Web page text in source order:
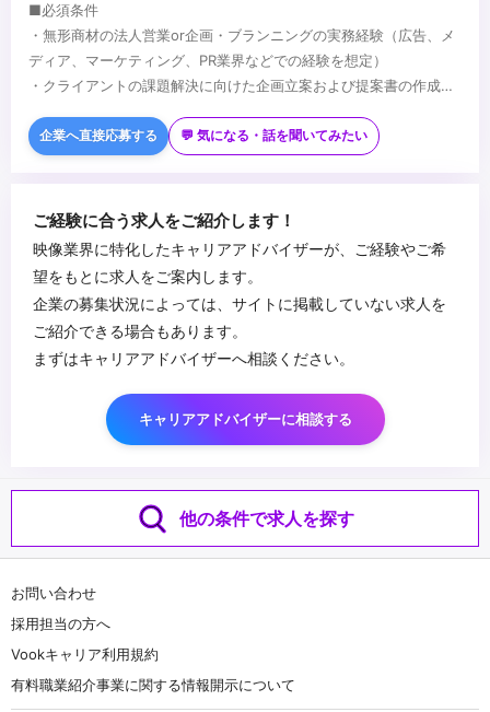
■必須条件
・無形商材の法人営業or企画・ブランニングの実務経験（広告、メ
ディア、マーケティング、PR業界などでの経験を想定）
・クライアントの課題解決に向けた企画立案および提案書の作成経
重視します）
・KPIやKGIを設計し、施策を推進・実行した経験（数値目標に基づ
・マネジメント経験（リーダー、マネージャーとしてメンバーやプ
ロジェクトを牽引した経験）
・制作進行や社内外のステークホルダーとの折衝・調整業務の経験
...
企業へ直接応募する 💬 気になる・話を聞いてみたい
ご経験に合う求人をご紹介します！
映像業界に特化したキャリアアドバイザーが、ご経験やご希
望をもとに求人をご案内します。
企業の募集状況によっては、サイトに掲載していない求人を
ご紹介できる場合もあります。
まずはキャリアアドバイザーへ相談ください。
キャリアアドバイザーに相談する
他の条件で求人を探す
お問い合わせ
採用担当の方へ
Vookキャリア利用規約
有料職業紹介事業に関する情報開示について